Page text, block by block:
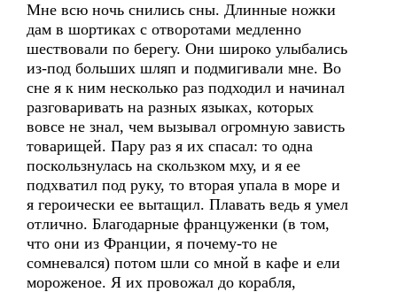
Мне всю ночь снились сны. Длинные ножки
дам в шортиках с отворотами медленно
шествовали по берегу. Они широко улыбались
из-под больших шляп и подмигивали мне. Во
сне я к ним несколько раз подходил и начинал
разговаривать на разных языках, которых
вовсе не знал, чем вызывал огромную зависть
товарищей. Пару раз я их спасал: то одна
поскользнулась на скользком мху, и я ее
подхватил под руку, то вторая упала в море и
я героически ее вытащил. Плавать ведь я умел
отлично. Благодарные француженки (в том,
что они из Франции, я почему-то не
сомневался) потом шли со мной в кафе и ели
мороженое. Я их провожал до корабля,